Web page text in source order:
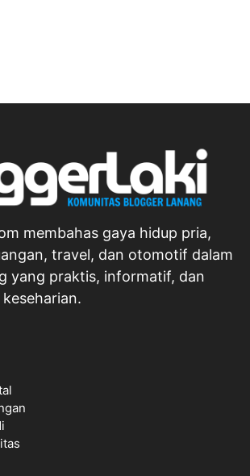
membahas gaya hidup pria,
travel, dan otomotif dalam
yang praktis, informatif, dan